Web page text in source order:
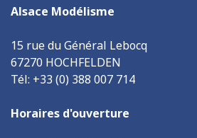
Alsace Modélisme
15 rue du Général Lebocq
67270 HOCHFELDEN
Tél: +33 (0) 388 007 714
Horaires d'ouverture